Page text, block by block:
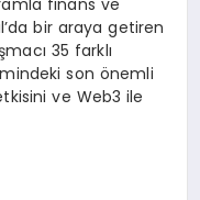
finans ve
bir araya getiren
35 farklı
son önemli
ve Web3 ile